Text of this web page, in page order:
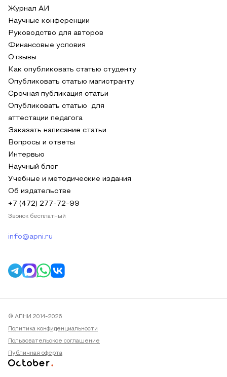
Журнал АИ
Научные конференции
Руководство для авторов
Финансовые условия
Отзывы
Как опубликовать статью студенту
Опубликовать статью магистранту
Срочная публикация статьи
Опубликовать статью для
аттестации педагога
Заказать написание статьи
Вопросы и ответы
Интервью
Научный блог
Учебные и методические издания
Об издательстве
+7 (472) 277-72-99
Звонок бесплатный
info@apni.ru
© АПНИ 2014-2026
Политика конфиденциальности
Пользовательское соглашение
Публичная оферта